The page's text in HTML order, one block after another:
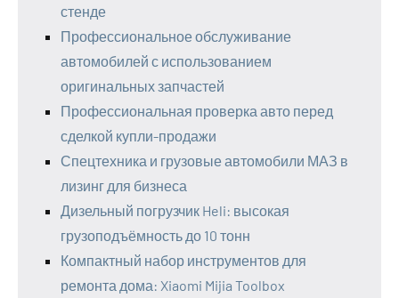
стенде
Профессиональное обслуживание
автомобилей с использованием
оригинальных запчастей
Профессиональная проверка авто перед
сделкой купли-продажи
Спецтехника и грузовые автомобили МАЗ в
лизинг для бизнеса
Дизельный погрузчик Heli: высокая
грузоподъёмность до 10 тонн
Компактный набор инструментов для
ремонта дома: Xiaomi Mijia Toolbox